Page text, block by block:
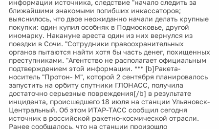
информации источника, следствие "начало следить за
ближайшими знакомыми погибших инкассаторов;
выяснилось, что двое неожиданно начали делать крупные
покупки: один купил особняк в Подмосковье, другой
иномарку. Накануне ареста один из них вернулся из
поездки в Сочи. "Сотрудники правоохранительных
органов пытаются найти хотя бы часть денег, похищенных
преступниками. "Агентство не располагает официальным
подтверждением этой информации. *** [b]Ракета-
носитель "Протон- М", которой 2 сентября планировалось
запустить на орбиту спутники ГЛОНАСС, получила
достаточно серьезные повреждения[/b] в результате
инцидента, происшедшего 18 июля на станции Ульяновск-
Центральный. Об этом ИТАР-ТАСС сообщил сегодня
источник в российской ракетно-космической отрасли.
Ранее сообщалось, что на станции произошло